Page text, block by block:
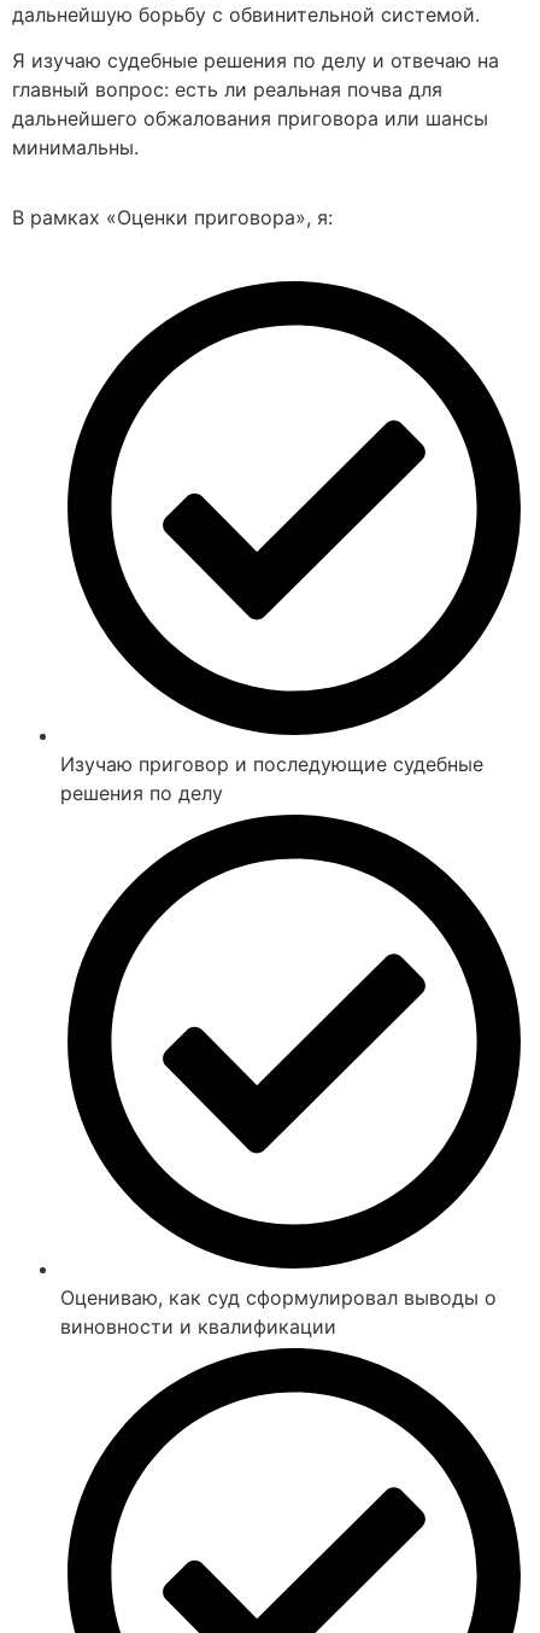
дальнейшую борьбу с обвинительной системой.
Я изучаю судебные решения по делу и отвечаю на
главный вопрос: есть ли реальная почва для
дальнейшего обжалования приговора или шансы
минимальны.
В рамках «Оценки приговора», я:
Изучаю приговор и последующие судебные
решения по делу
Оцениваю, как суд сформулировал выводы о
виновности и квалификации